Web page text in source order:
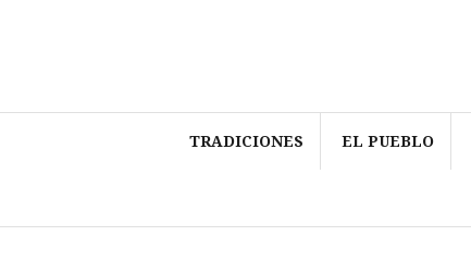
TRADICIONES EL PUEBLO